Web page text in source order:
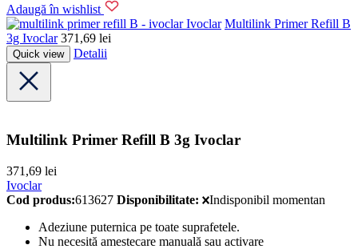
Adaugă în wishlist
Ivoclar Multilink Primer Refill B
3g Ivoclar 371,69 lei
Quick view Detalii
Multilink Primer Refill B 3g Ivoclar
371,69 lei
Ivoclar
Cod produs:613627 Disponibilitate:
Indisponibil momentan
Adeziune puternica pe toate suprafetele.
Nu necesită amestecare manuală sau activare